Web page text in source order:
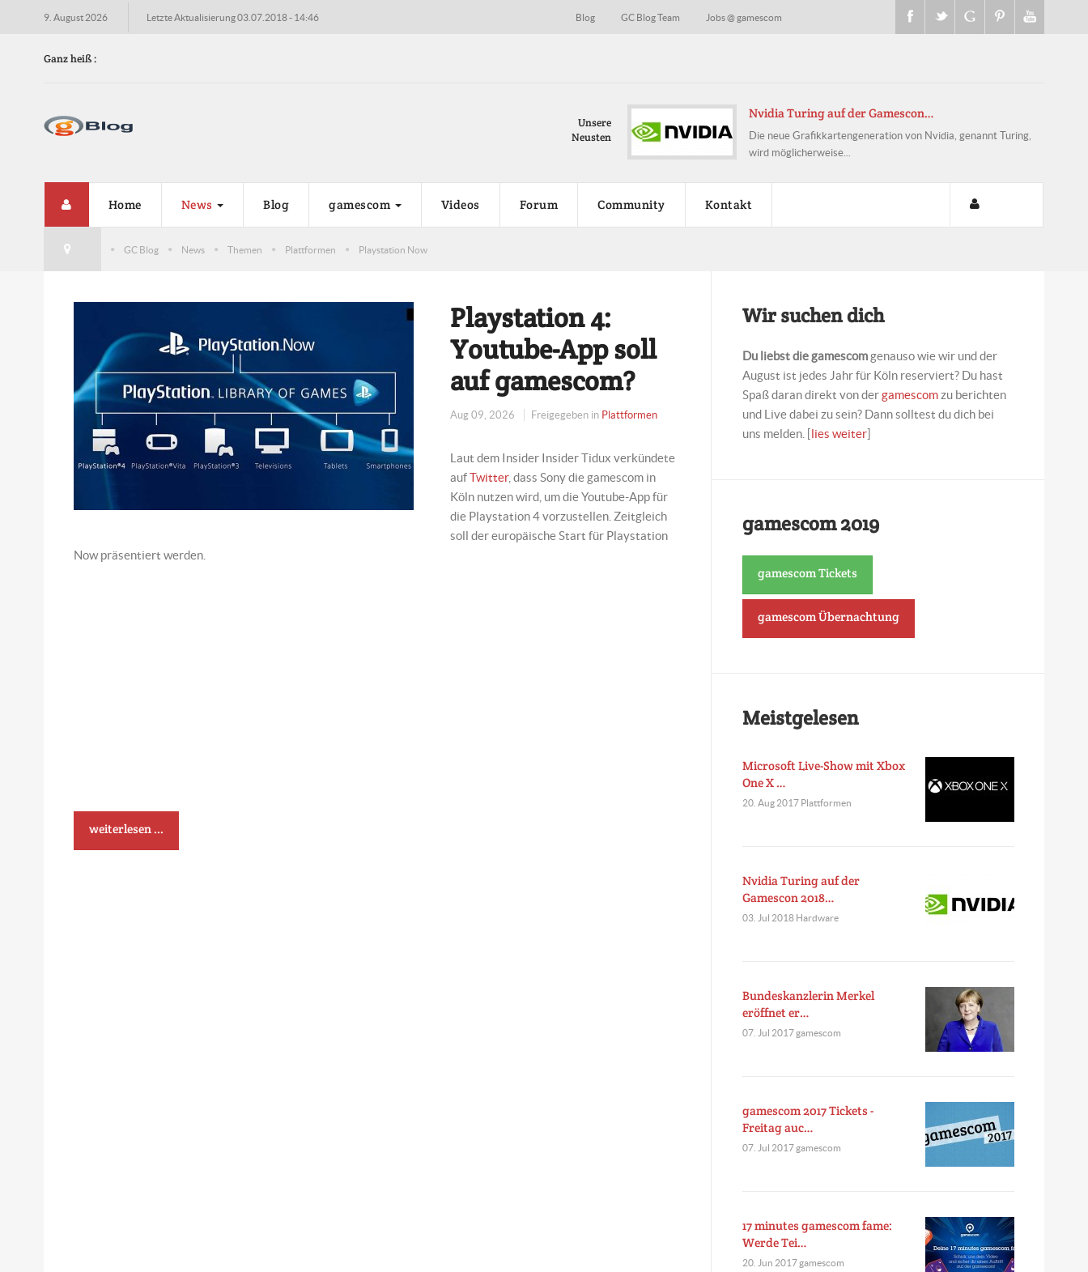
9. August 2026 Letzte Aktualisierung 03.07.2018 - 14:46 Blog GC Blog Team Jobs @ gamescom
Ganz heiß :
Unsere
Neusten
Nvidia Turing auf der Gamescon…
Die neue Grafikkartengeneration von Nvidia, genannt Turing,
Microsoft wird im Vorfeld der
Home News Blog gamescom Videos Forum Community Kontakt
GC Blog News Themen Plattformen Playstation Now
Playstation 4:
Youtube-App soll
auf gamescom?
Aug 09, 2026 Freigegeben in Plattformen
Laut dem Insider Insider Tidux verkündete
aufTwitter, dass Sony die gamescom in
Köln nutzen wird, um die Youtube-App für
die Playstation 4 vorzustellen. Zeitgleich
soll der europäische Start für Playstation
Now präsentiert werden.
weiterlesen ...
Wir suchen dich
Du liebst die gamescomgenauso wie wir und der
August ist jedes Jahr für Köln reserviert? Du hast
Spaß daran direkt von dergamescomzu berichten
und Live dabei zu sein? Dann solltest du dich bei
uns melden. [lies weiter]
gamescom 2019
gamescom Tickets
gamescom Übernachtung
Meistgelesen
Microsoft Live-Show mit Xbox
One X …
20. Aug 2017 Plattformen
Nvidia Turing auf der
Gamescon 2018…
03. Jul 2018 Hardware
Bundeskanzlerin Merkel
eröffnet er…
07. Jul 2017 gamescom
gamescom 2017 Tickets -
Freitag auc…
07. Jul 2017 gamescom
17 minutes gamescom fame:
Werde Tei…
20. Jun 2017 gamescom